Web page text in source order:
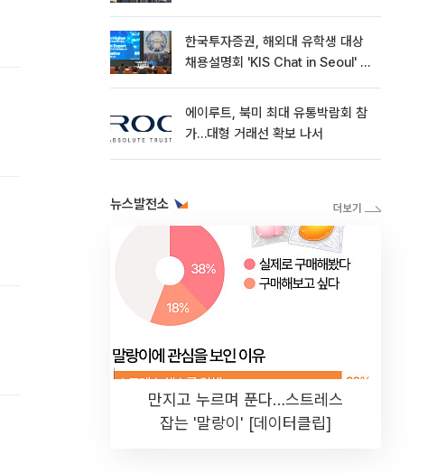
한국투자증권, 해외대 유학생 대상
채용설명회 'KIS Chat in Seoul' 개
에이루트, 북미 최대 유통박람회 참
가…대형 거래선 확보 나서
뉴스발전소
만지고 누르며 푼다…스트레스
잡는 '말랑이' [데이터클립]